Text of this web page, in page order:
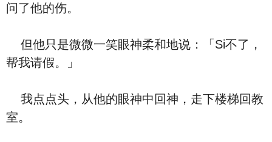
问了他的伤。
但他只是微微一笑眼神柔和地说：「Si不了，
帮我请假。」
我点点头，从他的眼神中回神，走下楼梯回教
室。